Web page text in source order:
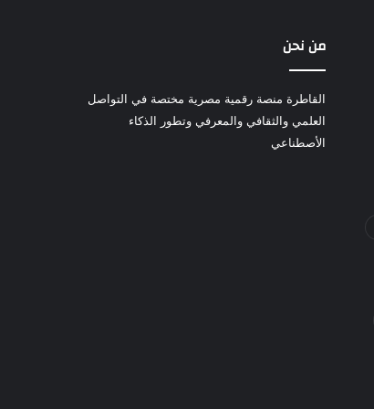
من نحن
القاطرة منصة رقمية مصرية مختصة في التواصل
العلمي والثقافي والمعرفي وتطور الذكاء
الأصطناعي